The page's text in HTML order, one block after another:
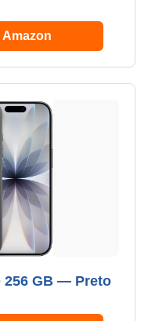
256 GB — Preto